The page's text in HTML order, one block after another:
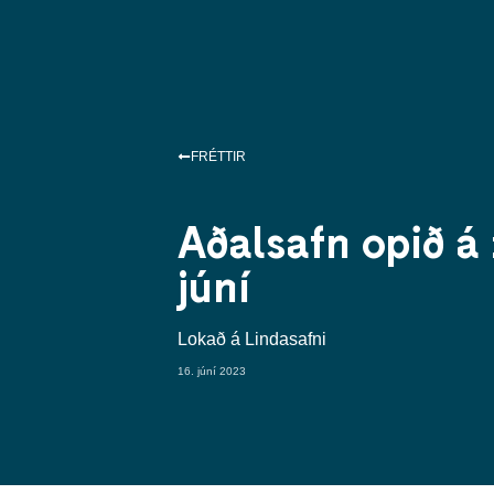
FRÉTTIR
Aðalsafn opið á
júní
Lokað á Lindasafni
16. júní 2023